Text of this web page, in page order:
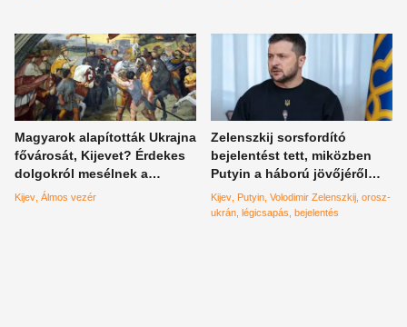
Magyarok alapították Ukrajna
fővárosát, Kijevet? Érdekes
dolgokról mesélnek a
krónikák
Kijev Álmos vezér
Zelenszkij sorsfordító
bejelentést tett, miközben
Putyin a háború jövőjéről
tárgyalt
Kijev Putyin Volodimir Zelenszkij orosz-
ukrán légicsapás bejelentés